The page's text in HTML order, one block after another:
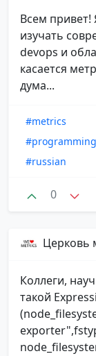
Всем привет!
изучать
devops и
касается
дума...
#metrics
#programming
#russian
0
Церковь
Коллеги,
такой